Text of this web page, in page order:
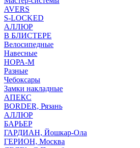
AVERS
S-LOCKED
АЛЛЮР
В БЛИСТЕРЕ
Велосипедные
Навесные
НОРА-М
Разные
Чебоксары
Замки накладные
АПЕКС
BORDER, Рязань
АЛЛЮР
БАРЬЕР
ГАРДИАН, Йошкар-Ола
ГЕРИОН, Москва